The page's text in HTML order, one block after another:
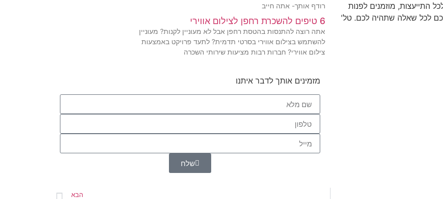
התייעצות, מוזמנים לפנות
לכל שאלה שתהיה לכם. טל'
רודף אותך- אתה חייב
6 טיפים להשכרת רחפן לצילום אווירי
אתה רוצה להתנסות בהטסת רחפן אבל לא מעוניין לקנות? מעוניין
להשתמש בצילום אווירי בסרטי תדמית? לתעד פרויקט באמצעות
צילום אווירי? חברות רבות מציעות שירותי השכרה
מזמינים אותך לדבר איתנו
שלח
הבא